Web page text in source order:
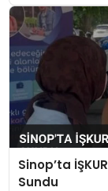
Sinop’ta
Sundu